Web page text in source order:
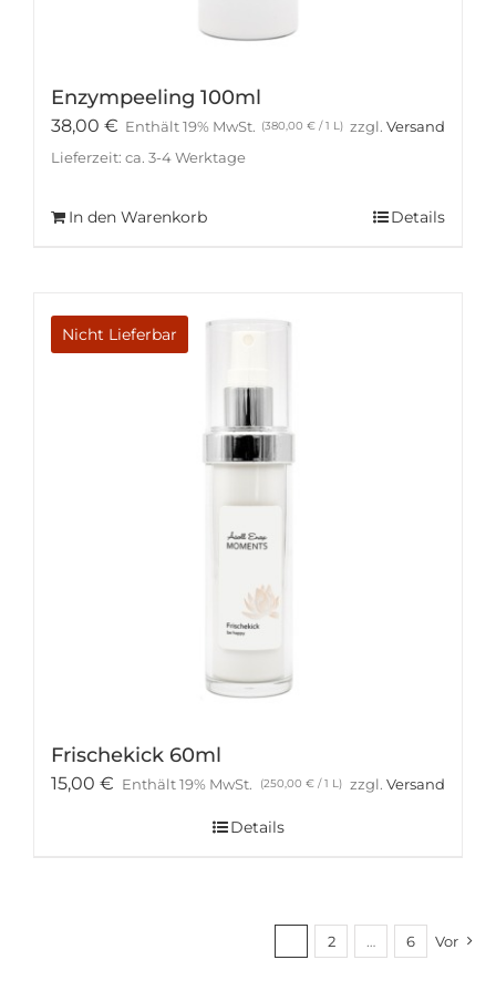
Enzympeeling 100ml
38,00 € Enthält 19% MwSt. (380,00€ / 1 L) zzgl. Versand
Lieferzeit: ca. 3-4 Werktage
In den Warenkorb Details
Nicht Lieferbar
Frischekick 60ml
15,00 € Enthält 19% MwSt. (250,00 € / 1 L) zzgl. Versand
Details
2 … 6 Vor